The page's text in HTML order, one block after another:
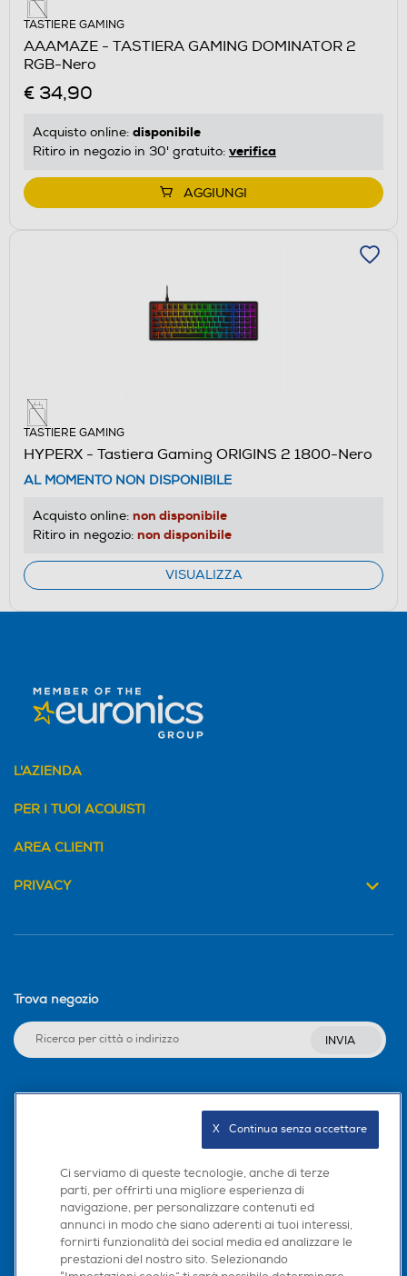
TASTIERE GAMING
AAAMAZE - TASTIERA GAMING DOMINATOR 2
RGB-Nero
€ 34,90
Acquisto online: disponibile
Ritiro in negozio in 30' gratuito: verifica
AGGIUNGI
TASTIERE GAMING
HYPERX - Tastiera Gaming ORIGINS 2 1800-Nero
AL MOMENTO NON DISPONIBILE
Acquisto online: non disponibile
Ritiro in negozio: non disponibile
VISUALIZZA
L'AZIENDA
PER I TUOI ACQUISTI
AREA CLIENTI
PRIVACY
Trova negozio
INVIA
Scarica la nostra app
Ci serviamo di queste tecnologie, anche di terze
parti, per offrirti una migliore esperienza di
navigazione, per personalizzare contenuti ed
annunci in modo che siano aderenti ai tuoi interessi,
fornirti funzionalità dei social media ed analizzare le
prestazioni del nostro sito. Selezionando
X   Continua senza accettare